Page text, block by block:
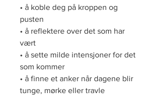
• å koble deg på kroppen og
pusten
• å reflektere over det som har
vært
• å sette milde intensjoner for det
som kommer
• å finne et anker når dagene blir
tunge, mørke eller travle